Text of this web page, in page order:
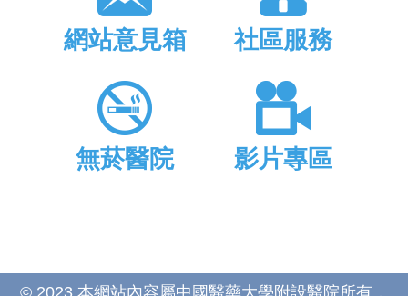
網站意見箱 社區服務
無菸醫院 影片專區
© 2023 本網站內容屬中國醫藥大學附設醫院所有，